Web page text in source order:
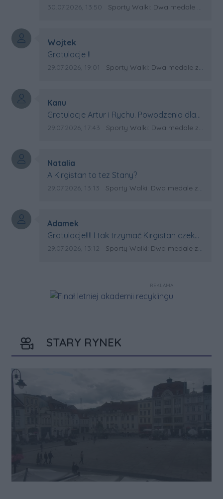
Swiata?
Data dodania komentarza:
30.07.2026, 13:50 Źródło komentarza:
Sporty Walki: Dwa medale za oceanem
Autor komentarza:
Wojtek
Treść komentarza:
Gratulacje !!
Data dodania komentarza:
29.07.2026, 19:01 Źródło komentarza:
Sporty Walki: Dwa medale za oceanem
Autor komentarza:
Kanu
Treść komentarza:
Gratulacje Artur i Rychu. Powodzenia dla
Kirgistanu.
Data dodania komentarza:
29.07.2026, 17:43 Źródło komentarza:
Sporty Walki: Dwa medale za oceanem
Autor komentarza:
Natalia
Treść komentarza:
A Kirgistan to tez Stany?
Data dodania komentarza:
29.07.2026, 13:13 Źródło komentarza:
Sporty Walki: Dwa medale za oceanem
Autor komentarza:
Adamek
Treść komentarza:
Gratulacje!!!! I tak trzymać Kirgistan czeka
na powtórkę z USA a może i złote medale.
Data dodania komentarza:
29.07.2026, 13:12 Źródło komentarza:
Sporty Walki: Dwa medale za oceanem
REKLAMA
STARY RYNEK